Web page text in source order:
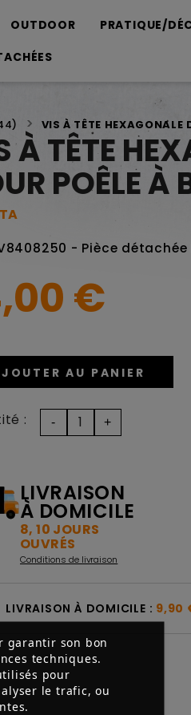
OUTDOOR
PRATIQUE/
garantir son bon
techniques.
pour
le trafic, ou
VIS À TÊTE
À TÊTE
POÊLE À
- Pièce détachée
€
AU PANIER
:
LIVRAISON
À DOMICILE
8, 10 JOURS
OUVRÉS
Conditions de livraison
LIVRAISON À DOMICILE : 9,90